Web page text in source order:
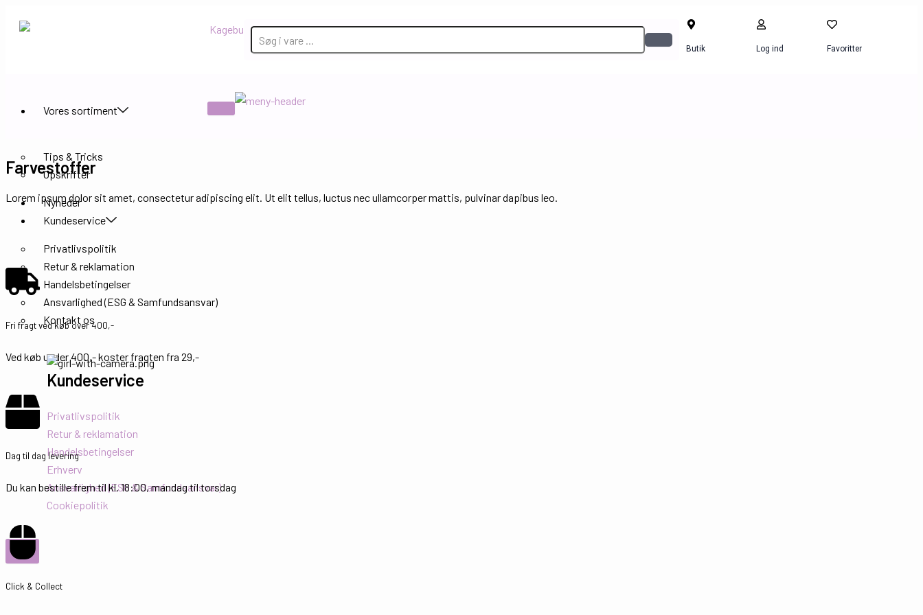
Butik Log ind Favoritter
Vores sortiment
Tips & Tricks
Opskrifter
Nyheder
Kundeservice
Privatlivspolitik
Retur & reklamation
Handelsbetingelser
Ansvarlighed (ESG & Samfundsansvar)
Kontakt os
Kundeservice
Privatlivspolitik
Retur & reklamation
Handelsbetingelser
Erhverv
Ansvarlighed (ESG & Samfundsansvar)
Cookiepolitik
Farvestoffer
Lorem ipsum dolor sit amet, consectetur adipiscing elit. Ut elit tellus, luctus nec ullamcorper mattis, pulvinar dapibus leo.
Fri fragt ved køb over 400,-
Ved køb under 400,- koster fragten fra 29,-
Dag til dag levering
Du kan bestille frem til kl. 18:00, mandag til torsdag
Click & Collect